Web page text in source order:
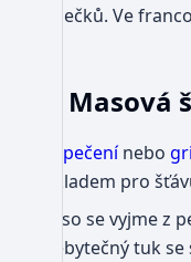
výpečků. Ve
Masová
pečenínebo
základem pro
Maso se vyjme z
Přebytečný tuk se